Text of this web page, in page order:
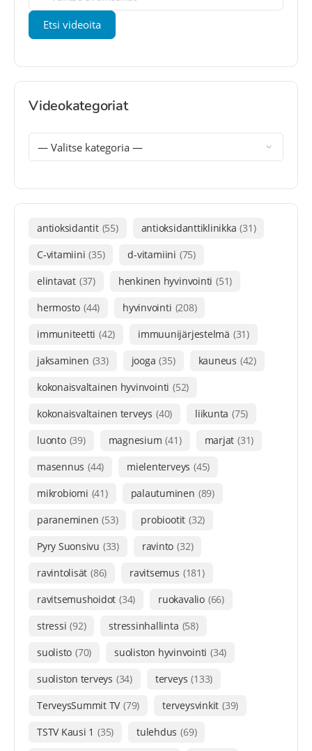
Videokategoriat
antioksidantit (55) antioksidanttiklinikka (31)
C-vitamiini (35) d-vitamiini (75)
elintavat (37) henkinen hyvinvointi (51)
hermosto (44) hyvinvointi (208)
immuniteetti (42) immuunijärjestelmä (31)
jaksaminen (33) jooga (35) kauneus (42)
kokonaisvaltainen hyvinvointi (52)
kokonaisvaltainen terveys (40) liikunta (75)
luonto (39) magnesium (41) marjat (31)
masennus (44) mielenterveys (45)
mikrobiomi (41) palautuminen (89)
paraneminen (53) probiootit (32)
Pyry Suonsivu (33) ravinto (32)
ravintolisät (86) ravitsemus (181)
ravitsemushoidot (34) ruokavalio (66)
stressi (92) stressinhallinta (58)
suolisto (70) suoliston hyvinvointi (34)
suoliston terveys (34) terveys (133)
TerveysSummit TV (79) terveysvinkit (39)
TSTV Kausi 1 (35) tulehdus (69)